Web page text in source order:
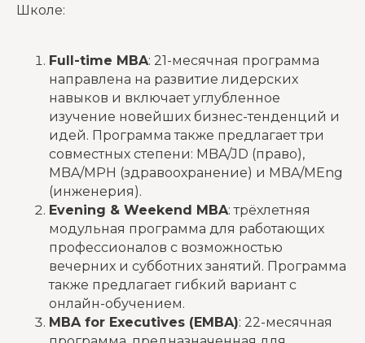
Школе:
Full-time MBA: 21-месячная программа
направлена на развитие лидерских
навыков и включает углубленное
изучение новейших бизнес-тенденций и
идей. Программа также предлагает три
совместных степени: MBA/JD (право),
MBA/MPH (здравоохранение) и MBA/MEng
(инженерия)​.
Evening & Weekend MBA: трёхлетняя
модульная программа для работающих
профессионалов с возможностью
вечерних и субботних занятий. Программа
также предлагает гибкий вариант с
онлайн-обучением.
MBA for Executives (EMBA): 22-месячная